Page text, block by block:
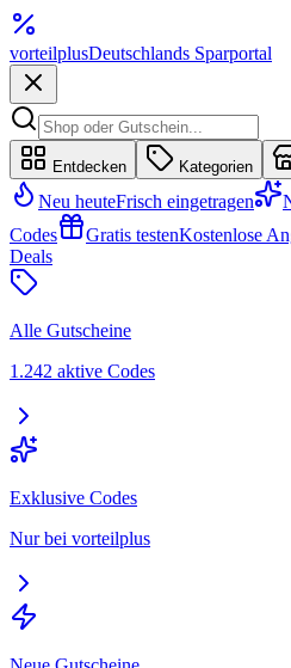
vorteilplusDeutschlands Sparportal
Entdecken Kategorien
Neu heuteFrisch eingetragen
Codes
Gratis testenKostenlose
Deals
Alle Gutscheine
1.242 aktive Codes
Exklusive Codes
Nur bei vorteilplus